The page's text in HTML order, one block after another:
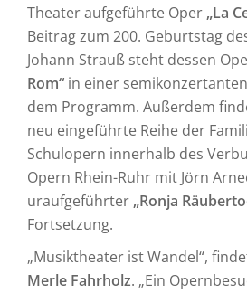
Theater aufgeführte Oper „La
Beitrag zum 200. Geburtstag
Johann Strauß steht dessen
Rom“ in einer
dem Programm. Außerdem
neu eingeführte Reihe der
Schulopern innerhalb des
Opern Rhein-Ruhr mit Jörn
uraufgeführter „Ronja
Fortsetzung.
„Musiktheater ist Wandel“,
Merle Fahrholz. „Ein